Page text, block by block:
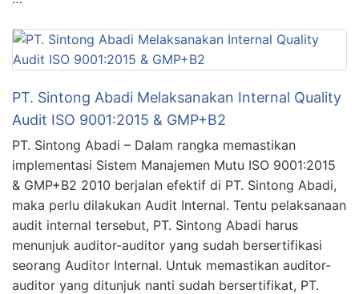
PT. Sintong Abadi Melaksanakan Internal Quality
Audit ISO 9001:2015 & GMP+B2
PT. Sintong Abadi – Dalam rangka memastikan
implementasi Sistem Manajemen Mutu ISO 9001:2015
& GMP+B2 2010 berjalan efektif di PT. Sintong Abadi,
maka perlu dilakukan Audit Internal. Tentu pelaksanaan
audit internal tersebut, PT. Sintong Abadi harus
menunjuk auditor-auditor yang sudah bersertifikasi
seorang Auditor Internal. Untuk memastikan auditor-
auditor yang ditunjuk nanti sudah bersertifikat, PT.